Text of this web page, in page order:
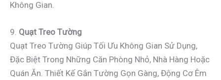
Không Gian.
9. Quạt Treo Tường
Quạt Treo Tường Giúp Tối Ưu Không Gian Sử Dụng,
Đặc Biệt Trong Những Căn Phòng Nhỏ, Nhà Hàng Hoặc
Quán Ăn. Thiết Kế Gắn Tường Gọn Gàng, Động Cơ Êm